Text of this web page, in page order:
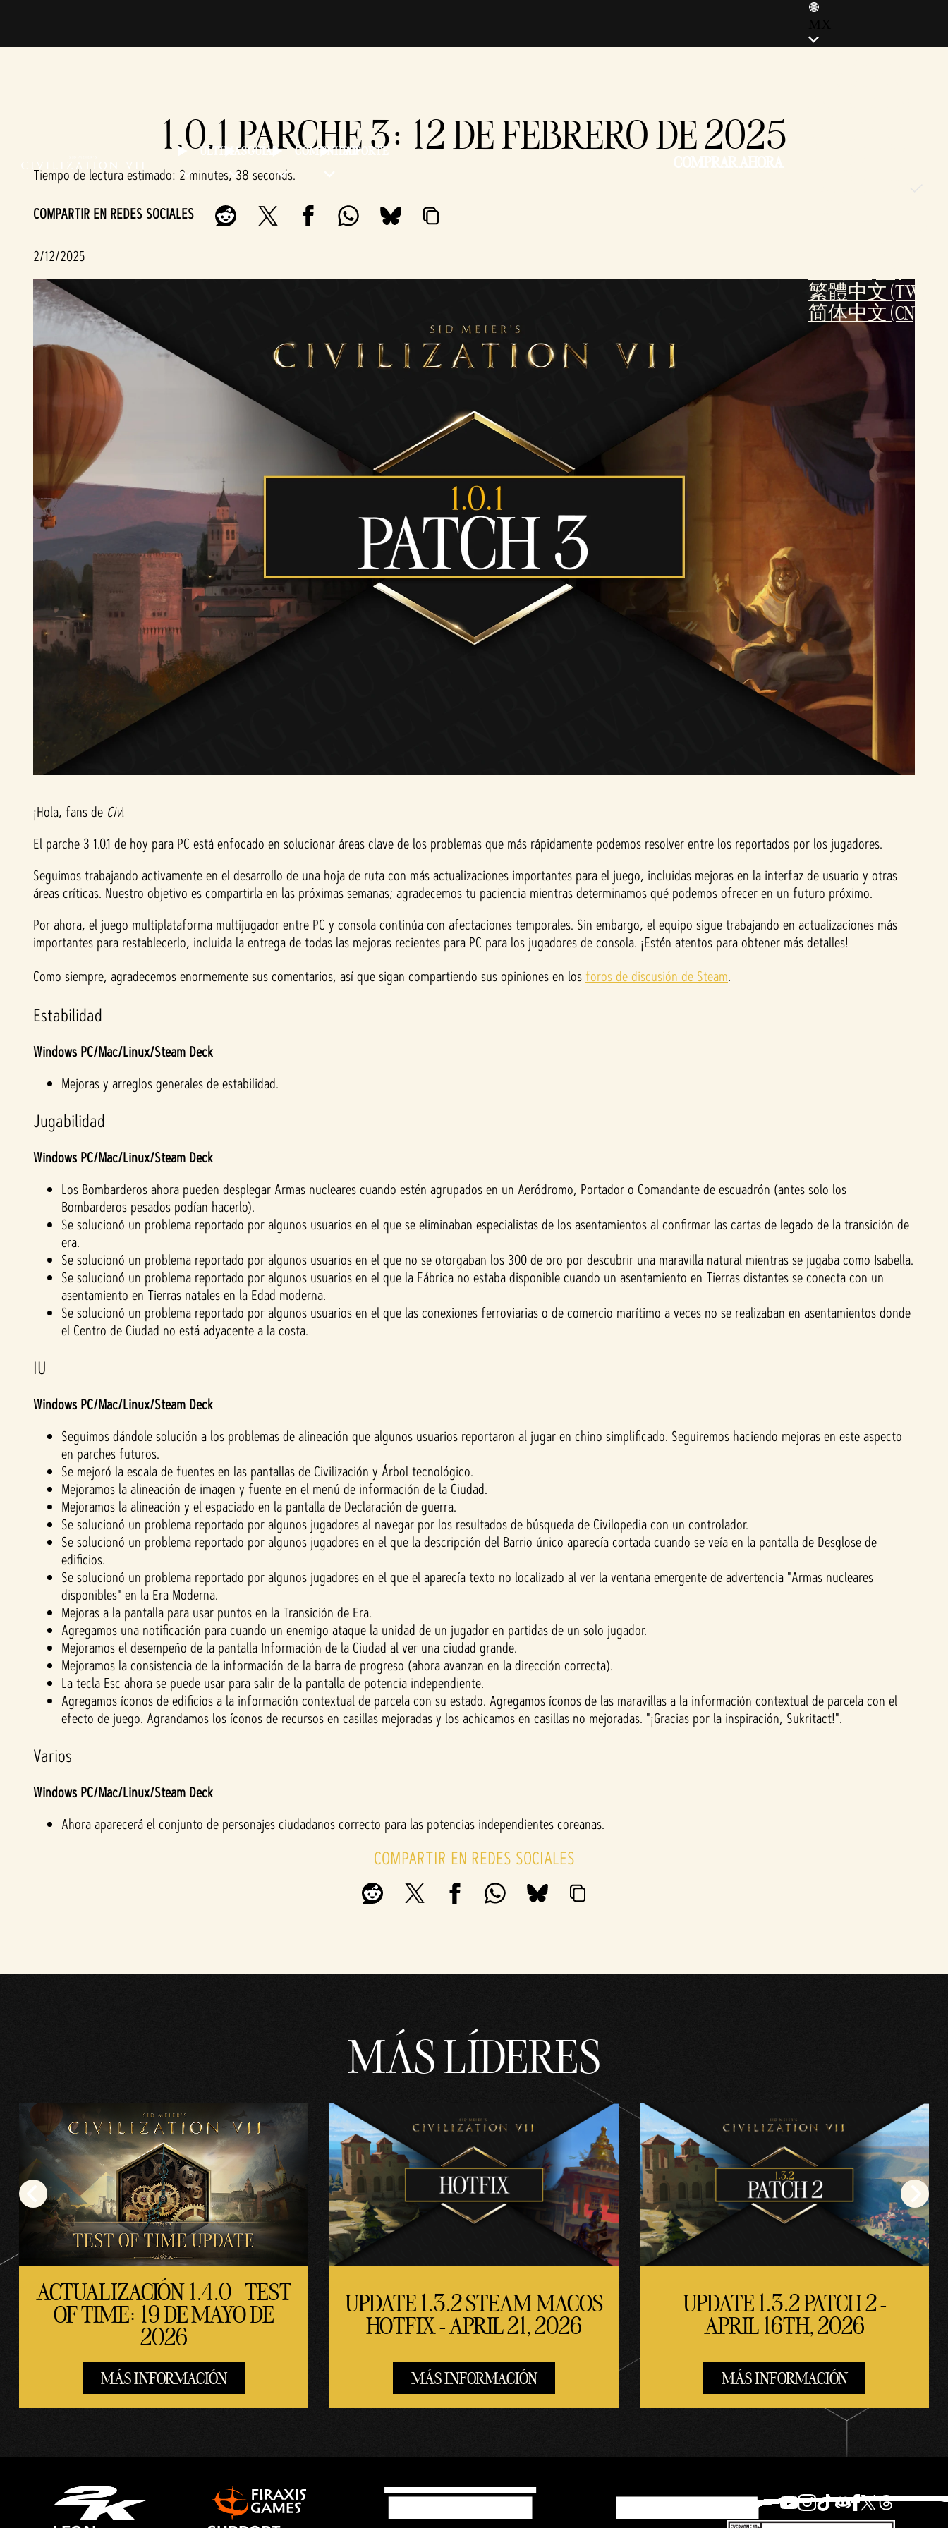
ÚLTIMASGUÍAS COMUNIDADSOPORTE
繁體中文 (TW)
简体中文 (CN)
1.0.1 PARCHE 3: 12 DE FEBRERO DE 2025
Tiempo de lectura estimado 2 minutes, 38 seconds
COMPARTIR EN REDES SOCIALES
2/12/2025
¡Hola, fans de Civ!
El parche 3 1.0.1 de hoy para PC está enfocado en solucionar áreas clave de los problemas que más rápidamente podemos resolver entre los reportados por los jugadores.
Seguimos trabajando activamente en el desarrollo de una hoja de ruta con más actualizaciones importantes para el juego, incluidas mejoras en la interfaz de usuario y otras
áreas críticas. Nuestro objetivo es compartirla en las próximas semanas; agradecemos tu paciencia mientras determinamos qué podemos ofrecer en un futuro próximo.
Por ahora, el juego multiplataforma multijugador entre PC y consola continúa con afectaciones temporales. Sin embargo, el equipo sigue trabajando en actualizaciones más
importantes para restablecerlo, incluida la entrega de todas las mejoras recientes para PC para los jugadores de consola. ¡Estén atentos para obtener más detalles!
Como siempre, agradecemos enormemente sus comentarios, así que sigan compartiendo sus opiniones en losforos de discusión de Steam.
Estabilidad
Windows PC/Mac/Linux/Steam Deck
Mejoras y arreglos generales de estabilidad.
Jugabilidad
Windows PC/Mac/Linux/Steam Deck
Los Bombarderos ahora pueden desplegar Armas nucleares cuando estén agrupados en un Aeródromo, Portador o Comandante de escuadrón (antes solo los
Bombarderos pesados podían hacerlo).
Se solucionó un problema reportado por algunos usuarios en el que se eliminaban especialistas de los asentamientos al confirmar las cartas de legado de la transición de
era.
Se solucionó un problema reportado por algunos usuarios en el que no se otorgaban los 300 de oro por descubrir una maravilla natural mientras se jugaba como Isabella.
Se solucionó un problema reportado por algunos usuarios en el que la Fábrica no estaba disponible cuando un asentamiento en Tierras distantes se conecta con un
asentamiento en Tierras natales en la Edad moderna.
Se solucionó un problema reportado por algunos usuarios en el que las conexiones ferroviarias o de comercio marítimo a veces no se realizaban en asentamientos donde
el Centro de Ciudad no está adyacente a la costa.
IU
Windows PC/Mac/Linux/Steam Deck
Seguimos dándole solución a los problemas de alineación que algunos usuarios reportaron al jugar en chino simplificado. Seguiremos haciendo mejoras en este aspecto
en parches futuros.
Se mejoró la escala de fuentes en las pantallas de Civilización y Árbol tecnológico.
Mejoramos la alineación de imagen y fuente en el menú de información de la Ciudad.
Mejoramos la alineación y el espaciado en la pantalla de Declaración de guerra.
Se solucionó un problema reportado por algunos jugadores al navegar por los resultados de búsqueda de Civilopedia con un controlador.
Se solucionó un problema reportado por algunos jugadores en el que la descripción del Barrio único aparecía cortada cuando se veía en la pantalla de Desglose de
edificios.
Se solucionó un problema reportado por algunos jugadores en el que el aparecía texto no localizado al ver la ventana emergente de advertencia "Armas nucleares
disponibles" en la Era Moderna.
Mejoras a la pantalla para usar puntos en la Transición de Era.
Agregamos una notificación para cuando un enemigo ataque la unidad de un jugador en partidas de un solo jugador.
Mejoramos el desempeño de la pantalla Información de la Ciudad al ver una ciudad grande.
Mejoramos la consistencia de la información de la barra de progreso (ahora avanzan en la dirección correcta).
La tecla Esc ahora se puede usar para salir de la pantalla de potencia independiente.
Agregamos íconos de edificios a la información contextual de parcela con su estado. Agregamos íconos de las maravillas a la información contextual de parcela con el
efecto de juego. Agrandamos los íconos de recursos en casillas mejoradas y los achicamos en casillas no mejoradas. "¡Gracias por la inspiración, Sukritact!".
Varios
Windows PC/Mac/Linux/Steam Deck
Ahora aparecerá el conjunto de personajes ciudadanos correcto para las potencias independientes coreanas.
COMPARTIR EN REDES SOCIALES
MÁS LÍDERES
ACTUALIZACIÓN 1.4.0 - TEST
OF TIME: 19 DE MAYO DE
2026
MÁS INFORMACIÓN
UPDATE 1.3.2 STEAM MACOS
HOTFIX - APRIL 21, 2026
MÁS INFORMACIÓN
UPDATE 1.3.2 PATCH 2 -
APRIL 16TH, 2026
MÁS INFORMACIÓN